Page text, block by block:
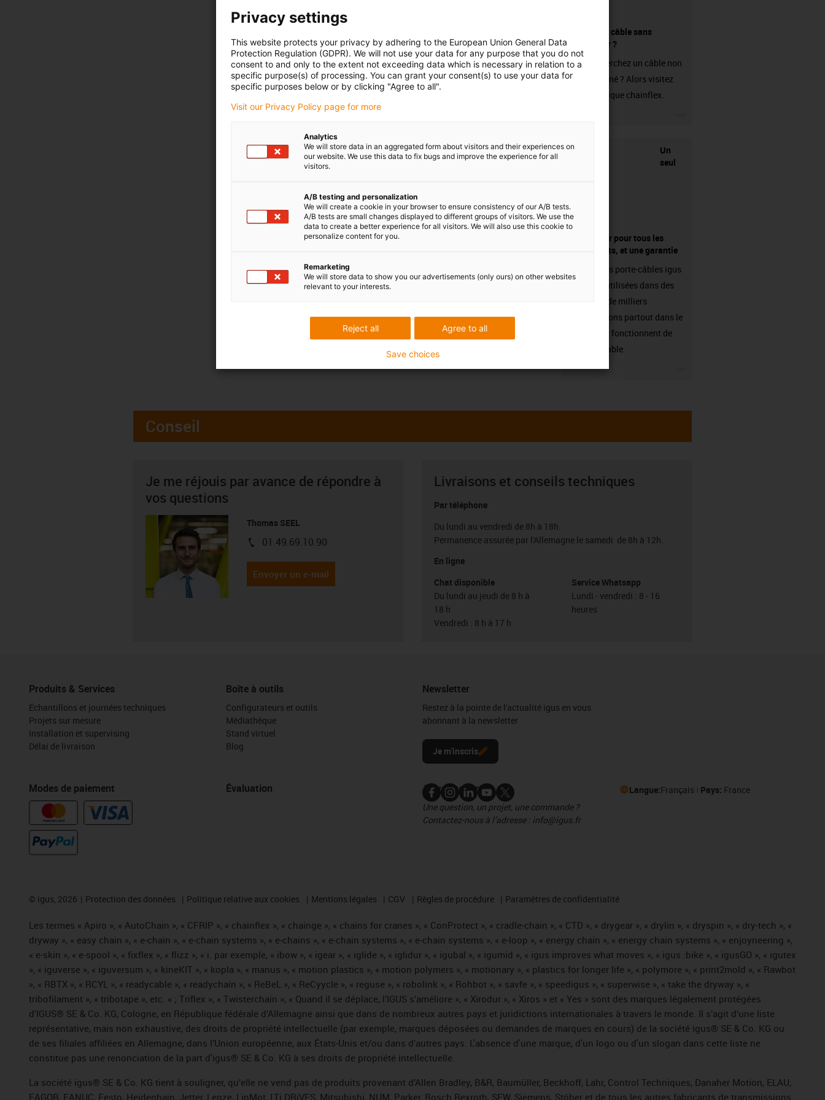
Acheter un câble sans
connecteur ?
Vous recherchez un câble non
confectionné ? Alors visitez
notre boutique chainflex.
Un
seul
fournisseur pour tous les
composants, et une garantie
Les chaînes porte-câbles igus
sont déjà utilisées dans des
centaines de milliers
d'applications partout dans le
monde et y fonctionnent de
manière fiable.
Conseil
Je me réjouis par avance de répondre à
vos questions
Thomas SEEL
igus-icon-phone
01.49.69.10.90
Envoyer un e-mail
Livraisons et conseils techniques
Par téléphone
Du lundi au vendredi de 8h à 18h.
Permanence assurée par l'Allemagne le samedi de 8h à 12h.
En ligne
Chat disponible
Du lundi au jeudi de 8 h à
18 h
Vendredi : 8 h à 17 h
Service Whatsapp
Lundi - vendredi : 8 - 16
heures
Produits & Services
Échantillons et journées techniques
Projets sur mesure
Installation et supervising
Délai de livraison
Modes de paiement
Boîte à outils
Configurateurs et outils
Médiathèque
Stand virtuel
Blog
Évaluation
Newsletter
Restez à la pointe de l'actualité igus en vous
abonnant à la newsletter
Je m'inscris
Nous contacter
Une question, un projet, une commande ?
Contactez-nous à l’adresse : info@igus.fr
Langue:Français Pays: France
© igus, 2026 Protection des données Politique relative aux cookies Mentions légales CGV Règles de procédure Paramètres de confidentialité
Les termes « Apiro », « AutoChain », « CFRIP », « chainflex », « chainge », « chains for cranes », « ConProtect », « cradle-chain », « CTD », « drygear », « drylin », « dryspin », « dry-tech », «
dryway », « easy chain », « e-chain », « e-chain systems », « e-chains », « e-chain systems », « e-chain systems », « e-loop », « energy chain », « energy chain systems », « enjoyneering »,
« e-skin », « e-spool », « fixflex », « flizz », « i. par exemple, « ibow », « igear », « iglide », « iglidur », « igubal », « igumid », « igus improves what moves », « igus :bike », « igusGO », « igutex
», « iguverse », « iguversum », « kineKIT », « kopla », « manus », « motion plastics », « motion polymers », « motionary », « plastics for longer life », « polymore », « print2mold », « Rawbot
», « RBTX », « RCYL », « readycable », « readychain », « ReBeL », « ReCyycle », « reguse », « robolink », « Rohbot », « savfe », « speedigus », « superwise », « take the dryway », «
tribofilament », « tribotape », etc. « ; Triflex », « Twisterchain », « Quand il se déplace, l’IGUS s’améliore », « Xirodur », « Xiros » et « Yes » sont des marques légalement protégées
d’IGUS® SE & Co. KG, Cologne, en République fédérale d’Allemagne ainsi que dans de nombreux autres pays et juridictions internationales à travers le monde. Il s’agit d’une liste
représentative, mais non exhaustive, des droits de propriété intellectuelle (par exemple, marques déposées ou demandes de marques en cours) de la société igus® SE & Co. KG ou
de ses filiales affiliées en Allemagne, dans l’Union européenne, aux États-Unis et/ou dans d’autres pays. L'absence d'une marque, d'un logo ou d'un slogan dans cette liste ne
constitue pas une renonciation de la part d'igus® SE & Co. KG à ses droits de propriété intellectuelle.
La société igus® SE & Co. KG tient à souligner, qu’elle ne vend pas de produits provenant d’Allen Bradley, B&R, Baumüller, Beckhoff, Lahr, Control Techniques, Danaher Motion, ELAU,
FAGOR, FANUC, Festo, Heidenhain, Jetter, Lenze, LinMot, LTi DRiVES, Mitsubishi, NUM, Parker, Bosch Rexroth, SEW, Siemens, Stöber et de tous les autres fabricants de transmissions
Privacy settings
This website protects your privacy by adhering to the European Union General Data
Protection Regulation (GDPR). We will not use your data for any purpose that you do not
consent to and only to the extent not exceeding data which is necessary in relation to a
specific purpose(s) of processing. You can grant your consent(s) to use your data for
specific purposes below or by clicking "Agree to all".
Visit our Privacy Policy page for more
Analytics
We will store data in an aggregated form about visitors and their experiences on
our website. We use this data to fix bugs and improve the experience for all
visitors.
A/B testing and personalization
We will create a cookie in your browser to ensure consistency of our A/B tests.
A/B tests are small changes displayed to different groups of visitors. We use the
data to create a better experience for all visitors. We will also use this cookie to
personalize content for you.
Remarketing
We will store data to show you our advertisements (only ours) on other websites
relevant to your interests.
Agree to all
Reject all
Save choices